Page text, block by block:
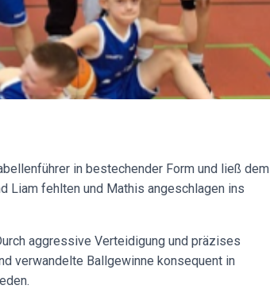
in bestechender Form und ließ dem
Liam fehlten und Mathis angeschlagen ins
aggressive Verteidigung und präzises
verwandelte Ballgewinne konsequent in